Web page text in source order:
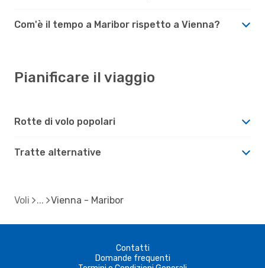
Com'è il tempo a Maribor rispetto a Vienna?
Pianificare il viaggio
Rotte di volo popolari
Tratte alternative
Voli Vienna - Maribor
Contatti
Domande frequenti